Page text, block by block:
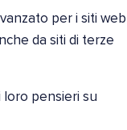
per i siti web
da siti di terze
loro pensieri su